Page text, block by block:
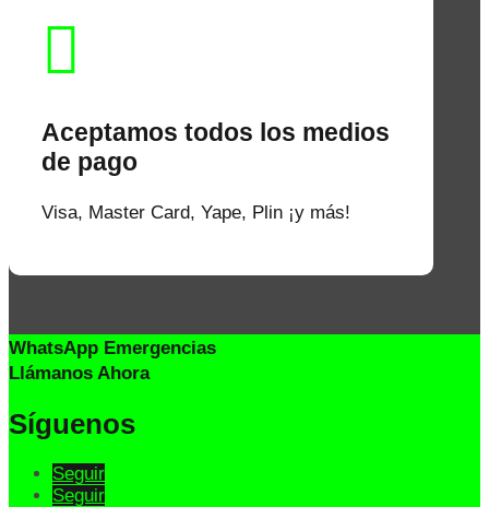

Aceptamos todos los medios
de pago
Visa, Master Card, Yape, Plin ¡y más!
WhatsApp Emergencias
Llámanos Ahora
Síguenos
Seguir
Seguir